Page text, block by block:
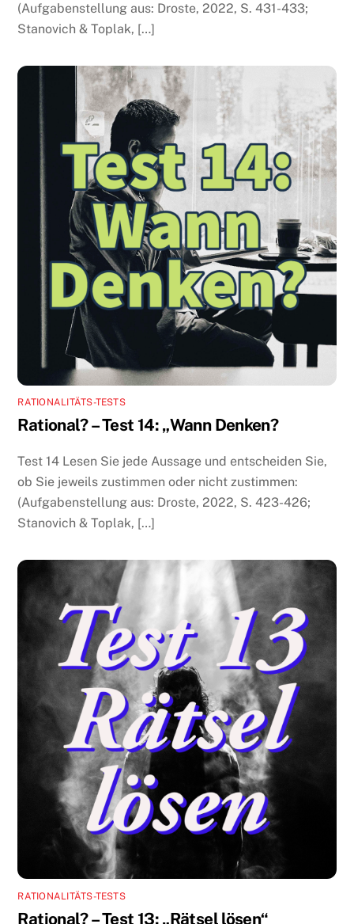
(Aufgabenstellung aus: Droste, 2022, S. 431-433;
Stanovich & Toplak, […]
RATIONALITÄTS-TESTS
Rational? – Test 14: „Wann Denken?
Test 14 Lesen Sie jede Aussage und entscheiden Sie,
ob Sie jeweils zustimmen oder nicht zustimmen:
(Aufgabenstellung aus: Droste, 2022, S. 423-426;
Stanovich & Toplak, […]
RATIONALITÄTS-TESTS
Rational? – Test 13: „Rätsel lösen“